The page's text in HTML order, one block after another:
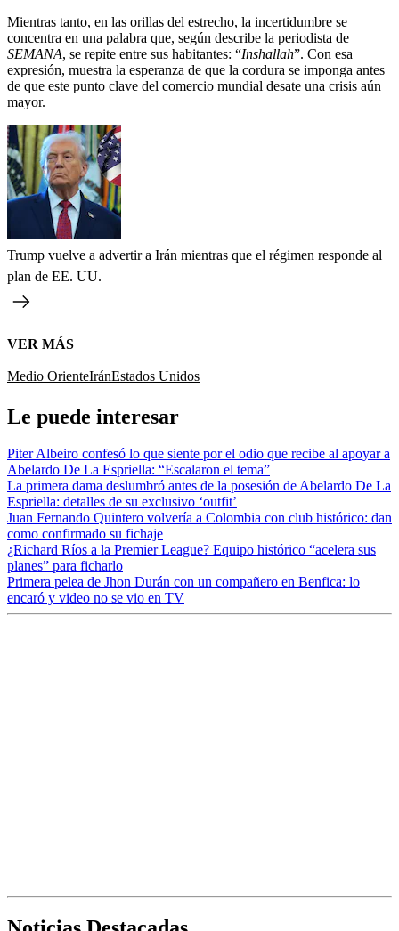
Mientras tanto, en las orillas del estrecho, la incertidumbre se
concentra en una palabra que, según describe la periodista de
SEMANA, se repite entre sus habitantes: “Inshallah”. Con esa
expresión, muestra la esperanza de que la cordura se imponga antes
de que este punto clave del comercio mundial desate una crisis aún
mayor.
Trump vuelve a advertir a Irán mientras que el régimen responde al
plan de EE. UU.
VER MÁS
Medio OrienteIránEstados Unidos
Le puede interesar
Piter Albeiro confesó lo que siente por el odio que recibe al apoyar a
Abelardo De La Espriella: “Escalaron el tema”
La primera dama deslumbró antes de la posesión de Abelardo De La
Espriella: detalles de su exclusivo ‘outfit’
Juan Fernando Quintero volvería a Colombia con club histórico: dan
como confirmado su fichaje
¿Richard Ríos a la Premier League? Equipo histórico “acelera sus
planes” para ficharlo
Primera pelea de Jhon Durán con un compañero en Benfica: lo
encaró y video no se vio en TV